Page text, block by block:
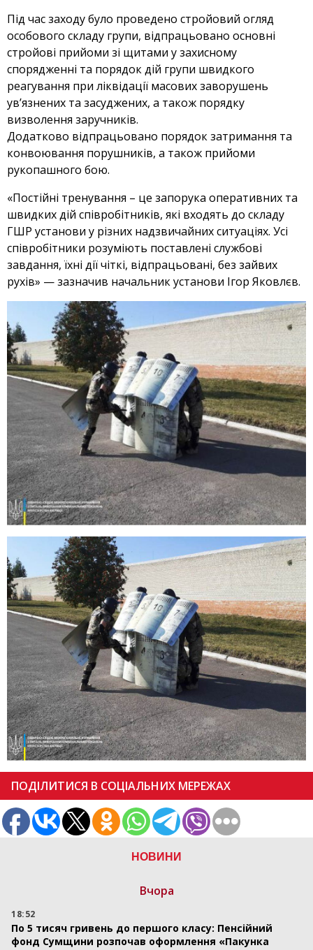
НОВИНИ
Вчора
18:52
По 5 тисяч гривень до першого класу: Пенсійний
фонд Сумщини розпочав оформлення «Пакунка
Під час заходу було проведено стройовий огляд
особового складу групи, відпрацьовано основні
стройові прийоми зі щитами у захисному
спорядженні та порядок дій групи швидкого
реагування при ліквідації масових заворушень
ув’язнених та засуджених, а також порядку
визволення заручників.
Додатково відпрацьовано порядок затримання та
конвоювання порушників, а також прийоми
рукопашного бою.
«Постійні тренування – це запорука оперативних та
швидких дій співробітників, які входять до складу
ГШР установи у різних надзвичайних ситуаціях. Усі
співробітники розуміють поставлені службові
завдання, їхні дії чіткі, відпрацьовані, без зайвих
рухів» — зазначив начальник установи Ігор Яковлєв.
ПОДІЛИТИСЯ В СОЦІАЛЬНИХ МЕРЕЖАХ